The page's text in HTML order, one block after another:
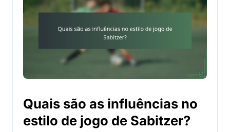
Quais são as influências no
estilo de jogo de Sabitzer?